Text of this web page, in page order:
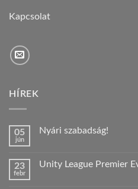
Kapcsolat
HÍREK
05
jún
Nyári szabadság!
Nyári
23
febr
Unity League Premier